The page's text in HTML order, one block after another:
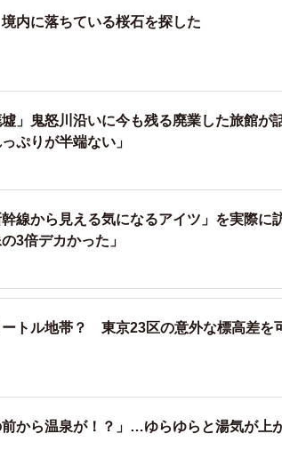
境内に落ちている桜石を探した
墟」鬼怒川沿いに今も残る廃業した旅館
ぷりが半端ない」
線から見える気になるアイツ」を実際に
3倍デカかった」
トル地帯？ 東京23区の意外な標高差を
前から温泉が！？」…ゆらゆらと湯気が上